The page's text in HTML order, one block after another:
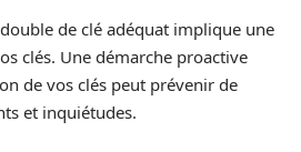
de clé adéquat implique une
clés. Une démarche proactive
de vos clés peut prévenir de
et inquiétudes.